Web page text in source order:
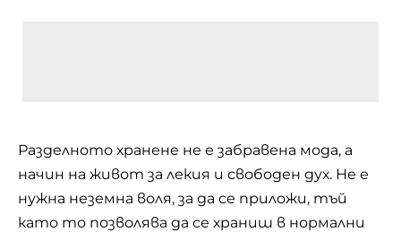
Разделното хранене не е забравена мода, а
начин на живот за лекия и свободен дух. Не е
нужна неземна воля, за да се приложи, тъй
като то позволява да се храниш в нормални